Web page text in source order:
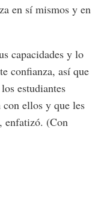
en sí mismos y en
capacidades y lo
confianza, así que
estudiantes
con ellos y que les
enfatizó. (Con